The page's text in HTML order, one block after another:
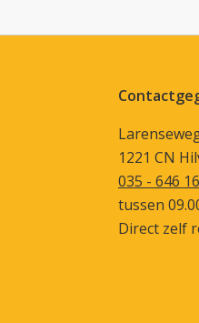
1221 CN
035 - 646
tussen
Direct zelf